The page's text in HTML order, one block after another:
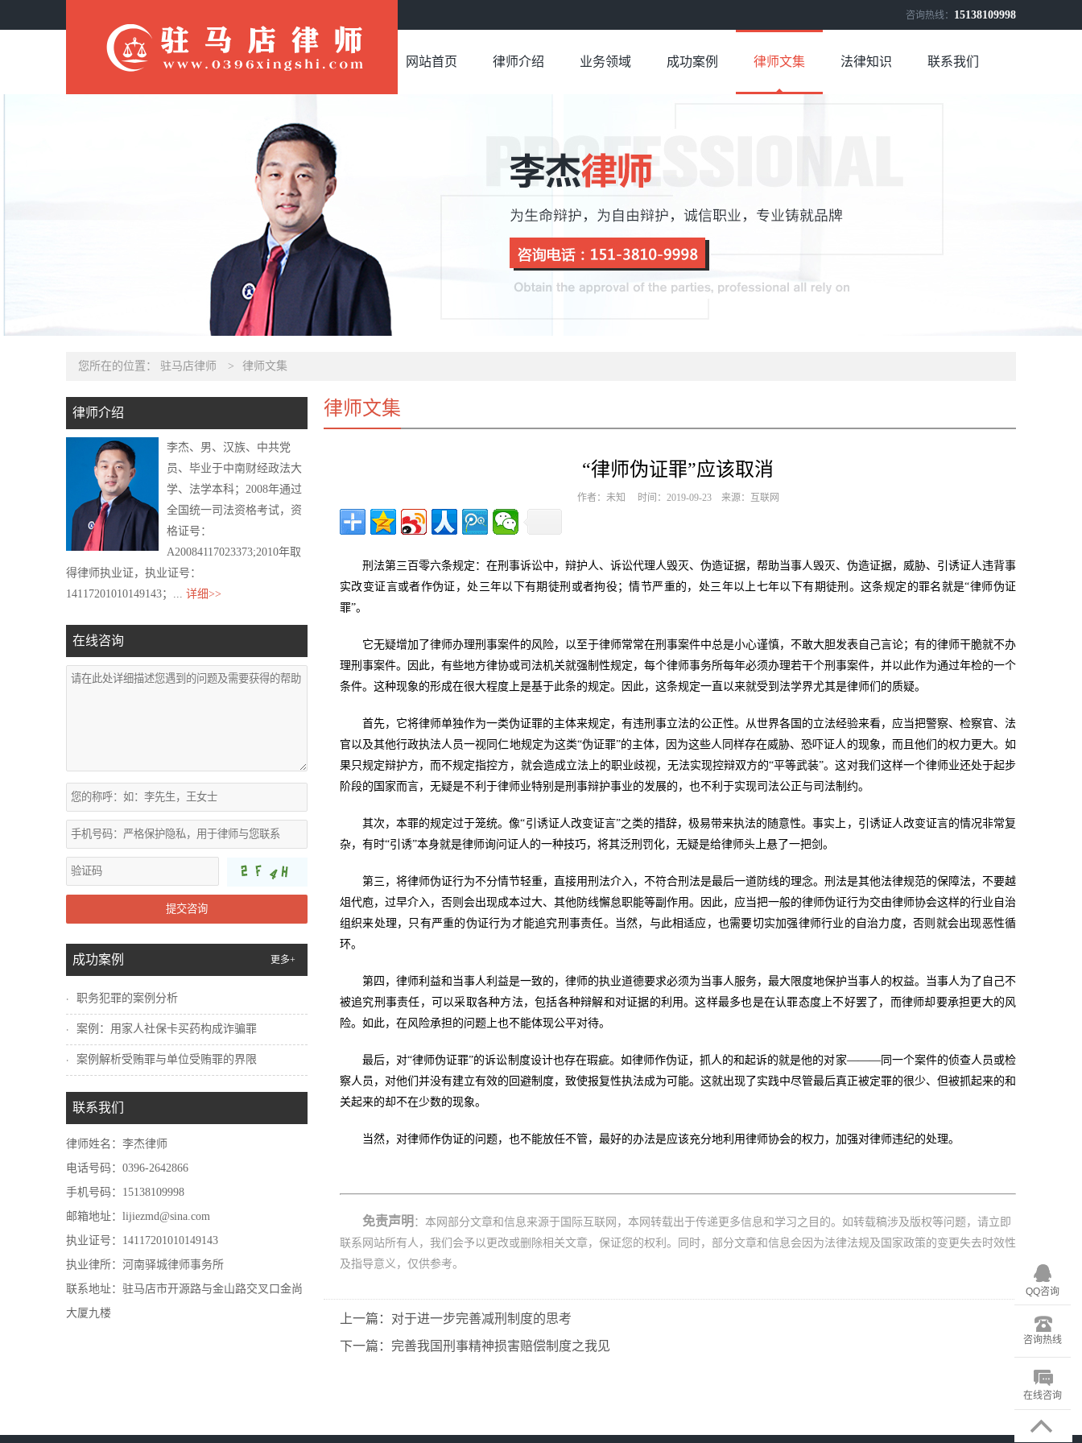
咨询热线： 15138109998
网站首页 律师介绍 业务领域 成功案例 律师文集 法律知识 联系我们
您所在的位置： 驻马店律师 > 律师文集
律师介绍
李杰、男、汉族、中共党
员、毕业于中南财经政法大
学、法学本科；2008年通过
全国统一司法资格考试，资
格证号：
A20084117023373;2010年取
得律师执业证，执业证号：
14117201010149143；... 详细>>
在线咨询
提交咨询
成功案例 更多+
职务犯罪的案例分析
案例：用家人社保卡买药构成诈骗罪
案例解析受贿罪与单位受贿罪的界限
联系我们
律师姓名：李杰律师
电话号码：0396-2642866
手机号码：15138109998
邮箱地址：lijiezmd@sina.com
执业证号：14117201010149143
执业律所：河南驿城律师事务所
联系地址：驻马店市开源路与金山路交叉口金尚
大厦九楼
律师文集
“律师伪证罪”应该取消
作者：未知 时间：2019-09-23 来源：互联网
刑法第三百零六条规定：在刑事诉讼中，辩护人、诉讼代理人毁灭、伪造证据，帮助当事人毁灭、伪造证据，威胁、引诱证人违背事
实改变证言或者作伪证，处三年以下有期徒刑或者拘役；情节严重的，处三年以上七年以下有期徒刑。这条规定的罪名就是“律师伪证
罪”。
它无疑增加了律师办理刑事案件的风险，以至于律师常常在刑事案件中总是小心谨慎，不敢大胆发表自己言论；有的律师干脆就不办
理刑事案件。因此，有些地方律协或司法机关就强制性规定，每个律师事务所每年必须办理若干个刑事案件，并以此作为通过年检的一个
条件。这种现象的形成在很大程度上是基于此条的规定。因此，这条规定一直以来就受到法学界尤其是律师们的质疑。
首先，它将律师单独作为一类伪证罪的主体来规定，有违刑事立法的公正性。从世界各国的立法经验来看，应当把警察、检察官、法
官以及其他行政执法人员一视同仁地规定为这类“伪证罪”的主体，因为这些人同样存在威胁、恐吓证人的现象，而且他们的权力更大。如
果只规定辩护方，而不规定指控方，就会造成立法上的职业歧视，无法实现控辩双方的“平等武装”。这对我们这样一个律师业还处于起步
阶段的国家而言，无疑是不利于律师业特别是刑事辩护事业的发展的，也不利于实现司法公正与司法制约。
其次，本罪的规定过于笼统。像“引诱证人改变证言”之类的措辞，极易带来执法的随意性。事实上，引诱证人改变证言的情况非常复
杂，有时“引诱”本身就是律师询问证人的一种技巧，将其泛刑罚化，无疑是给律师头上悬了一把剑。
第三，将律师伪证行为不分情节轻重，直接用刑法介入，不符合刑法是最后一道防线的理念。刑法是其他法律规范的保障法，不要越
俎代庖，过早介入，否则会出现成本过大、其他防线懈怠职能等副作用。因此，应当把一般的律师伪证行为交由律师协会这样的行业自治
组织来处理，只有严重的伪证行为才能追究刑事责任。当然，与此相适应，也需要切实加强律师行业的自治力度，否则就会出现恶性循
环。
第四，律师利益和当事人利益是一致的，律师的执业道德要求必须为当事人服务，最大限度地保护当事人的权益。当事人为了自己不
被追究刑事责任，可以采取各种方法，包括各种辩解和对证据的利用。这样最多也是在认罪态度上不好罢了，而律师却要承担更大的风
险。如此，在风险承担的问题上也不能体现公平对待。
最后，对“律师伪证罪”的诉讼制度设计也存在瑕疵。如律师作伪证，抓人的和起诉的就是他的对家———同一个案件的侦查人员或检
察人员，对他们并没有建立有效的回避制度，致使报复性执法成为可能。这就出现了实践中尽管最后真正被定罪的很少、但被抓起来的和
关起来的却不在少数的现象。
当然，对律师作伪证的问题，也不能放任不管，最好的办法是应该充分地利用律师协会的权力，加强对律师违纪的处理。
免责声明 ：本网部分文章和信息来源于国际互联网，本网转载出于传递更多信息和学习之目的。如转载稿涉及版权等问题，请立即
联系网站所有人，我们会予以更改或删除相关文章，保证您的权利。同时，部分文章和信息会因为法律法规及国家政策的变更失去时效性
及指导意义，仅供参考。
上一篇：对于进一步完善减刑制度的思考
下一篇：完善我国刑事精神损害赔偿制度之我见
QQ咨询
咨询热线
在线咨询